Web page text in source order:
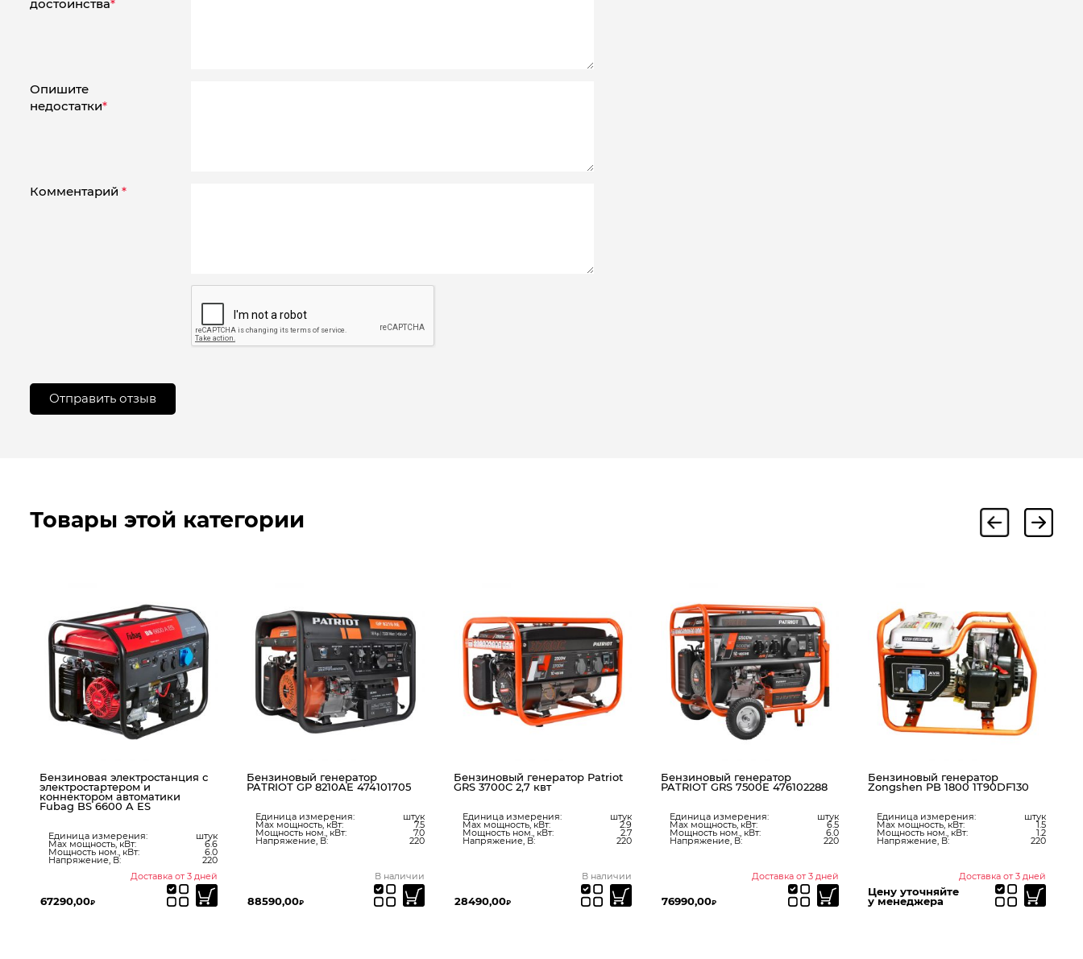
достоинства*
Опишите
недостатки*
Комментарий *
Товары этой категории
Бензиновый генератор
PATRIOT GP 8210AE 474101705
Мощность ном., кВт:
Напряжение, В: 220
В наличии
88590,00
Бензиновый генератор Patriot
GRS 3700C 2,7 квт
Единица измерения: штук
Max мощность, кВт:
Мощность ном., кВт:
Напряжение, В: 220
В наличии
28490,00
Бензиновый генератор
PATRIOT GRS 7500E 476102288
Единица измерения: штук
Max мощность, кВт:
Мощность ном., кВт:
Напряжение, В: 220
Доставка от 3 дней
76990,00
Бензиновый генератор
Zongshen PB 1800 1T90DF130
Единица измерения: штук
Max мощность, кВт:
Мощность ном., кВт:
Напряжение, В: 220
Доставка от 3 дней
у менеджера
Генератор DDE бензиновый
инверторного типа G140i (1ф
1,3/1,4 кВт, бак 4,5 л, дв-ль 3 л.с.)
Единица измерения:
Max мощность, кВт:
Мощность ном., кВт:
Напряжение, В:
Доставка от 3 дней
20640,00₽